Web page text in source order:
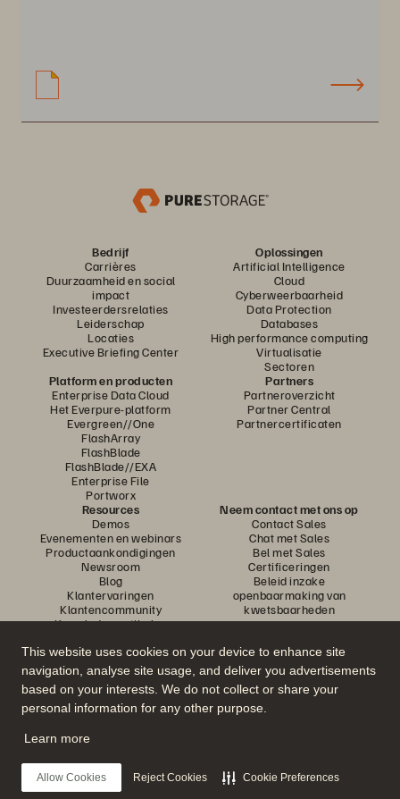
This website uses cookies on your device to enhance site
navigation, analyse site usage, and deliver you advertisements
based on your interests. We do not collect or share your
personal information for any other purpose.
Learn more
Allow Cookies Reject Cookies Cookie Preferences
Bedrijf
Carrières
Duurzaamheid en social
impact
Investeerdersrelaties
Leiderschap
Locaties
Executive Briefing Center
Oplossingen
Artificial Intelligence
Cloud
Cyberweerbaarheid
Data Protection
Databases
High performance computing
Virtualisatie
Sectoren
Platform en producten
Enterprise Data Cloud
Het Everpure-platform
Evergreen//One
FlashArray
FlashBlade
FlashBlade//EXA
Enterprise File
Portworx
Partners
Partneroverzicht
Partner Central
Partnercertificaten
Resources
Demos
Evenementen en webinars
Productaankondigingen
Newsroom
Blog
Klantervaringen
Klantencommunity
Knowledge-artikelen
Neem contact met ons op
Contact Sales
Chat met Sales
Bel met Sales
Certificeringen
Beleid inzake
openbaarmaking van
kwetsbaarheden
Neem deel aan het gesprek
Volg alle officiële sociale kanalen van Everpure
© 2026 Everpure, Inc. Alle rechten voorbehouden.
PrivacyAlgemene voorwaarden websiteLegalVertrouwenscentrum